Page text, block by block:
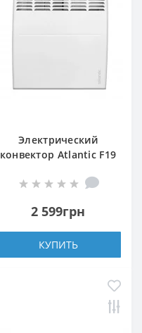
Электрический
конвектор Atlantic F19
2 599грн
КУПИТЬ